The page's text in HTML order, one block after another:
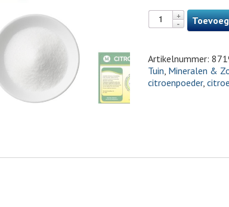
Artikelnummer:
Tuin, Mineralen &
citroenpoeder,